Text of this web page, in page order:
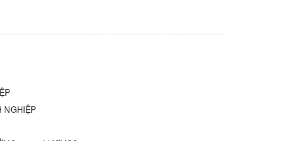
NGHIỆP